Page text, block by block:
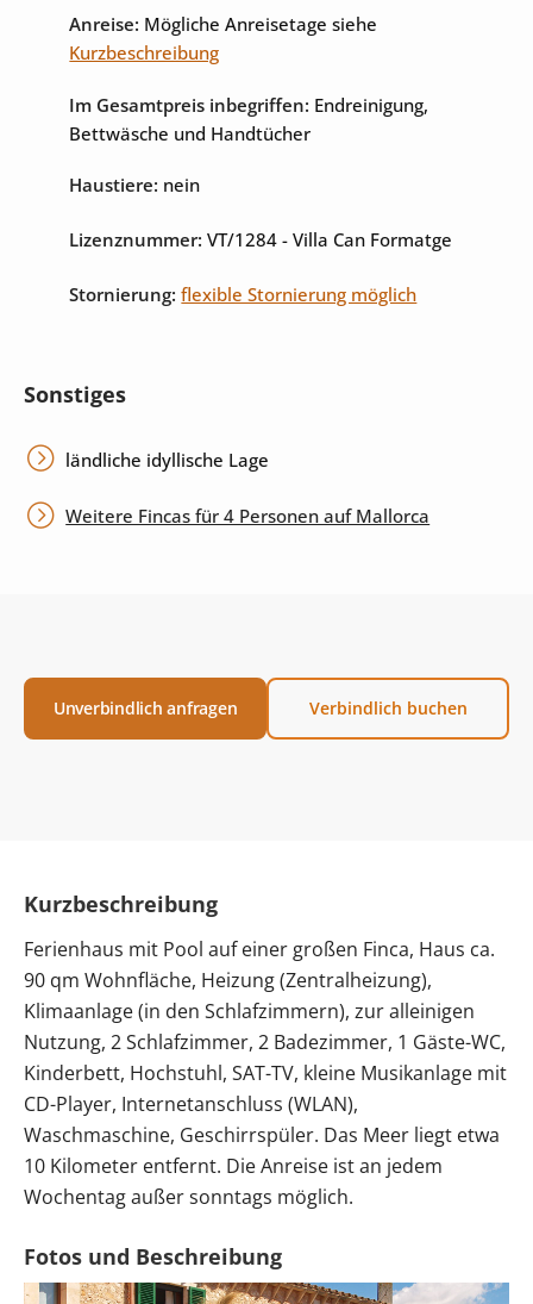
Anreise: Mögliche Anreisetage siehe
Kurzbeschreibung
Im Gesamtpreis inbegriffen: Endreinigung,
Bettwäsche und Handtücher
Haustiere: nein
Lizenznummer: VT/1284 - Villa Can Formatge
Stornierung: flexible Stornierung möglich
Sonstiges
ländliche idyllische Lage
Weitere Fincas für 4 Personen auf Mallorca
Unverbindlich anfragen Verbindlich buchen
Kurzbeschreibung
Ferienhaus mit Pool auf einer großen Finca, Haus ca.
90 qm Wohnfläche, Heizung (Zentralheizung),
Klimaanlage (in den Schlafzimmern), zur alleinigen
Nutzung, 2 Schlafzimmer, 2 Badezimmer, 1 Gäste-WC,
Kinderbett, Hochstuhl, SAT-TV, kleine Musikanlage mit
CD-Player, Internetanschluss (WLAN),
Waschmaschine, Geschirrspüler. Das Meer liegt etwa
10 Kilometer entfernt. Die Anreise ist an jedem
Wochentag außer sonntags möglich.